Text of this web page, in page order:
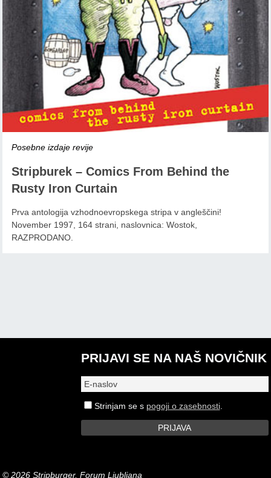
Posebne izdaje revije
Stripburek – Comics From Behind the
Rusty Iron Curtain
Prva antologija vzhodnoevropskega stripa v angleščini!
November 1997, 164 strani, naslovnica: Wostok,
RAZPRODANO.
PRIJAVI SE NA NAŠ NOVIČNIK
Strinjam se s pogoji o zasebnosti.
© 2026 Stripburger, Forum Ljubljana